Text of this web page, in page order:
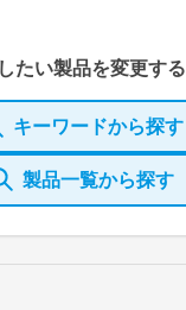
たい製品を変更する
キーワードから探す
製品一覧から探す